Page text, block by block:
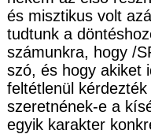
és misztikus volt
tudtunk a
számunkra, hogy /
szó, és hogy akiket
feltétlenül
szeretnének-e a
egyik karakter